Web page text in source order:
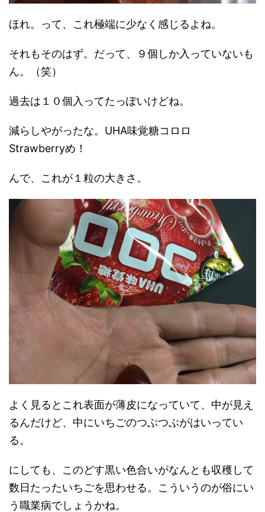
ほれ。って、これ極端に少なく感じるよね。
それもそのはず。だって、９個しか入っていないも
ん。（笑）
過去は１０個入ってたっぽいけどね。
減らしやがったな。UHA味覚糖コロロ
Strawberryめ！
んで、これが１粒の大きさ。
よく見るとこれ表面が薄皮になっていて、中が見え
るんだけど、中にいちごのつぶつぶがはいってい
る。
にしても、このどす黒い色合いがなんとも収穫して
数日たったいちごを思わせる。こういうのが俗にい
う職業病でしょうかね。